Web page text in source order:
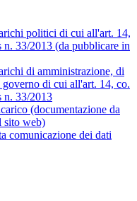
politici di cui all'art. 14,
n. 33/2013 (da pubblicare in
di amministrazione, di
di cui all'art. 14, co.
n. 33/2013
(documentazione da
sito web)
comunicazione dei dati